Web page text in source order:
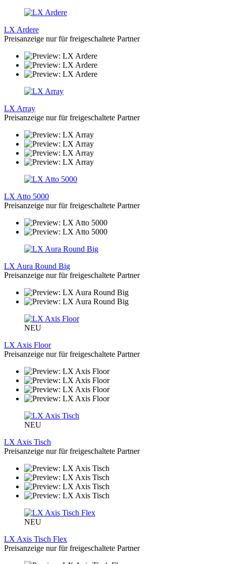
LX Ardere
Preisanzeige nur für freigeschaltete Partner
LX Array
Preisanzeige nur für freigeschaltete Partner
LX Atto 5000
Preisanzeige nur für freigeschaltete Partner
LX Aura Round Big
Preisanzeige nur für freigeschaltete Partner
NEU
LX Axis Floor
Preisanzeige nur für freigeschaltete Partner
NEU
LX Axis Tisch
Preisanzeige nur für freigeschaltete Partner
NEU
LX Axis Tisch Flex
Preisanzeige nur für freigeschaltete Partner